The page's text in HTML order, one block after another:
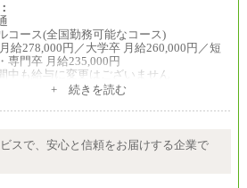
コース(全国勤務可能なコース)
給278,000円／大学卒 月給260,000円／短
専門卒 月給235,000円
中も給与に変更はございません
給264,000円／大学卒 月給250,000円／短
中も給与に変更はございません
+ 続きを読む
スで、安心と信頼をお届けする企業で